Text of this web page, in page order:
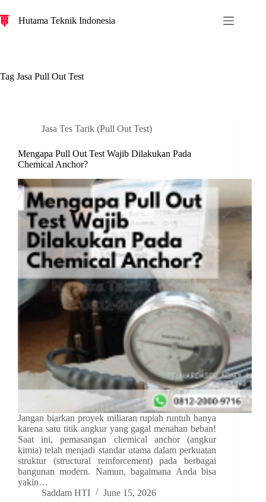
c
Hutama Teknik Indonesia
Tag Jasa Pull Out Test
Jasa Tes Tarik (Pull Out Test)
Mengapa Pull Out Test Wajib Dilakukan Pada
Chemical Anchor?
Jangan biarkan proyek miliaran rupiah runtuh hanya
karena satu titik angkur yang gagal menahan beban!
Saat ini, pemasangan chemical anchor (angkur
kimia) telah menjadi standar utama dalam perkuatan
struktur (structural reinforcement) pada berbagai
bangunan modern. Namun, bagaimana Anda bisa
yakin…
Saddam HTI
June 15, 2026